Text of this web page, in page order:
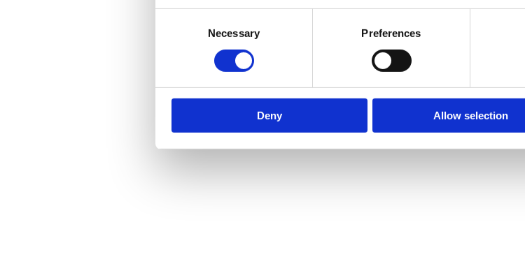
Necessary Preferences
Deny Allow selection